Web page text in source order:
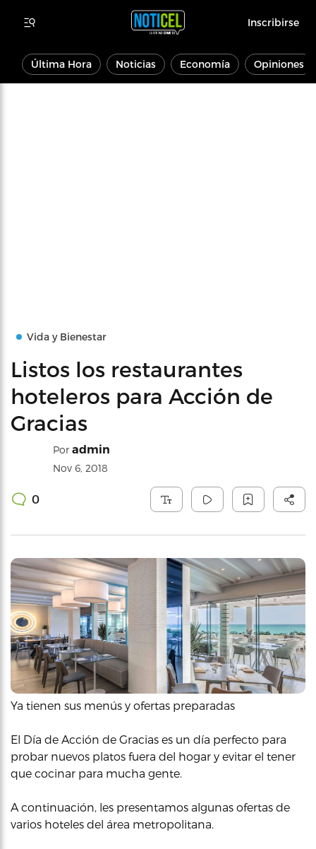
Inscribirse
Última Hora Noticias Economía Opiniones
Vida y Bienestar
Listos los restaurantes
hoteleros para Acción de
Gracias
Por admin
Nov 6, 2018
0
Ya tienen sus menús y ofertas preparadas
El Día de Acción de Gracias es un día perfecto para
probar nuevos platos fuera del hogar y evitar el tener
que cocinar para mucha gente.
A continuación, les presentamos algunas ofertas de
varios hoteles del área metropolitana.